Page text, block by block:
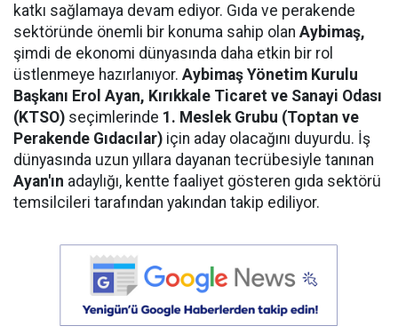
katkı sağlamaya devam ediyor. Gıda ve perakende
sektöründe önemli bir konuma sahip olan Aybimaş,
şimdi de ekonomi dünyasında daha etkin bir rol
üstlenmeye hazırlanıyor. Aybimaş Yönetim Kurulu
Başkanı Erol Ayan, Kırıkkale Ticaret ve Sanayi Odası
(KTSO) seçimlerinde 1. Meslek Grubu (Toptan ve
Perakende Gıdacılar) için aday olacağını duyurdu. İş
dünyasında uzun yıllara dayanan tecrübesiyle tanınan
Ayan'ın adaylığı, kentte faaliyet gösteren gıda sektörü
temsilcileri tarafından yakından takip ediliyor.